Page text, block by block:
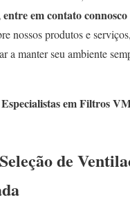
em contato
nossos produtos e
a manter seu ambiente
em Filtros
de